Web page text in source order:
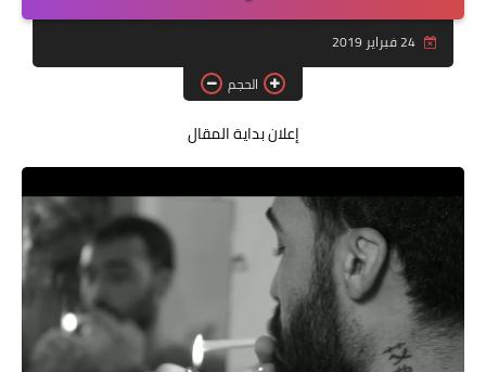
قراءات
دراسات
مقالات
فنون
ذاكرة كوباني
24 فبراير 2019
الحجم
إعلان بداية المقال